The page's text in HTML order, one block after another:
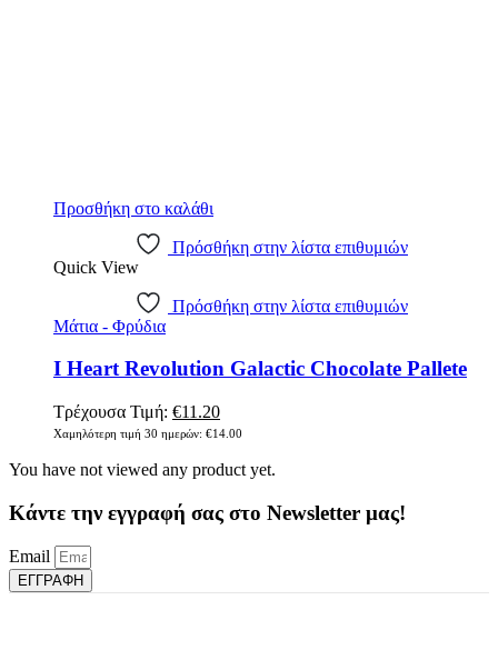
Προσθήκη στο καλάθι
Πρόσθήκη στην λίστα επιθυμιών
Quick View
Πρόσθήκη στην λίστα επιθυμιών
Μάτια - Φρύδια
I Heart Revolution Galactic Chocolate Pallete
Τρέχουσα Τιμή: Original
price
€14.00.
€11.20Η
τρέχουσα
είναι:
Χαμηλότερη τιμή 30 ημερών: €14.00
You have not viewed any product yet.
Κάντε την εγγραφή σας στο Newsletter μας!
Email
ΕΓΓΡΑΦΗ